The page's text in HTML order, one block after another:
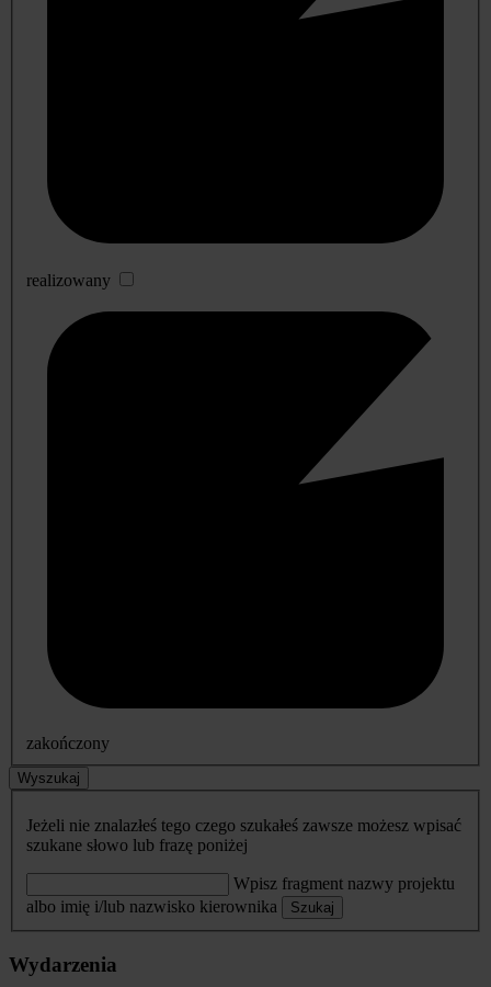
realizowany
zakończony
Wyszukaj
Jeżeli nie znalazłeś tego czego szukałeś zawsze możesz wpisać
szukane słowo lub frazę poniżej
Wpisz fragment nazwy projektu
albo imię i/lub nazwisko kierownika
Szukaj
Wydarzenia